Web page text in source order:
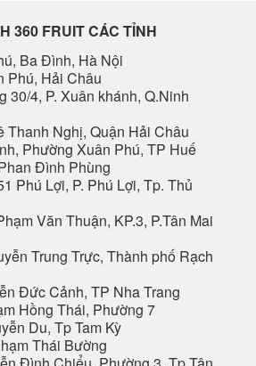
360 FRUIT CÁC TỈNH
Ba Đình, Hà Nội
Phú, Hải Châu
30/4, P. Xuân khánh, Q.Ninh
Thanh Nghị, Quận Hải Châu
Phường Xuân Phú, TP Huế
Đình Phùng
Phú Lợi, P. Phú Lợi, Tp. Thủ
Văn Thuận, KP.3, P.Tân Mai
Trung Trực, Thành phố Rạch
Đức Cảnh, TP Nha Trang
Hồng Thái, Phường 7
Du, Tp Tam Kỳ
Thái Bường